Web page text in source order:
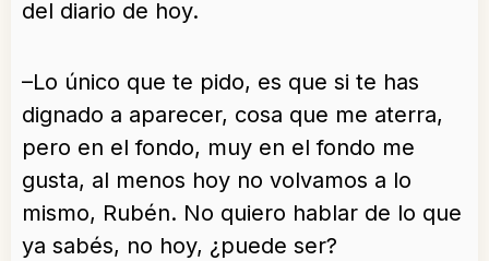
del diario de hoy.
–Lo único que te pido, es que si te has
dignado a aparecer, cosa que me aterra,
pero en el fondo, muy en el fondo me
gusta, al menos hoy no volvamos a lo
mismo, Rubén. No quiero hablar de lo que
ya sabés, no hoy, ¿puede ser?